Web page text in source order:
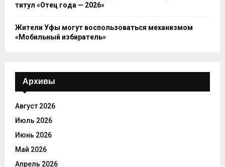
титул «Отец года — 2026»
Жители Уфы могут воспользоваться механизмом
«Мобильный избиратель»
Архивы
Август 2026
Июль 2026
Июнь 2026
Май 2026
Апрель 2026